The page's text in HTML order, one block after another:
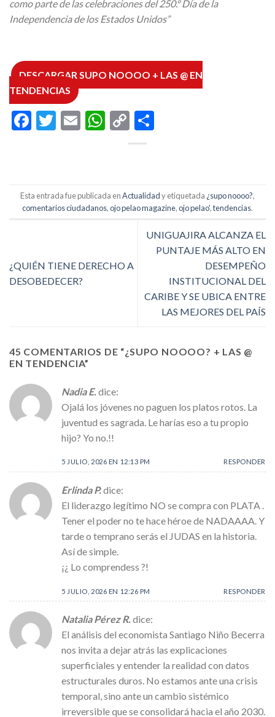
como parte de las celebraciones del 250.º Día de la
Independencia de los Estados Unidos”
DESCARGAR SUPO NOOOO + LAS @ EN
TENDENCIAS
Facebook
Twitter
EmailWhatsApp
Copy
Link
Esta entrada fue publicada enActualidady etiquetada ¿supo noooo?,
comentarios ciudadanos,ojo pelao magazine,ojo pelao',tendencias.
¿QUIÉN TIENE DERECHO A
DESOBEDECER?
UNIGUAJIRA ALCANZA EL
PUNTAJE MÁS ALTO EN
DESEMPEÑO
INSTITUCIONAL DEL
CARIBE Y SE UBICA ENTRE
LAS MEJORES DEL PAÍS
45 COMENTARIOS DE “¿SUPO NOOOO? + LAS @
EN TENDENCIA”
Nadia E. dice:
Ojalá los jóvenes no paguen los platos rotos. La
juventud es sagrada. Le harías eso a tu propio
hijo? Yo no.!!
5 JULIO, 2026 EN 12:13 PM RESPONDER
Erlinda P.dice:
El liderazgo legítimo NO se compra con PLATA .
Tener el poder no te hace héroe de NADAAAA. Y
tarde o temprano serás el JUDAS en la historia.
Así de simple.
¡¿ Lo comprendess ?!
5 JULIO, 2026 EN 12:26 PM RESPONDER
Natalia Pérez R.dice:
El análisis del economista Santiago Niño Becerra
nos invita a dejar atrás las explicaciones
superficiales y entender la realidad con datos
estructurales duros. No estamos ante una crisis
temporal, sino ante un cambio sistémico
irreversible que se consolidará hacia el año 2030.